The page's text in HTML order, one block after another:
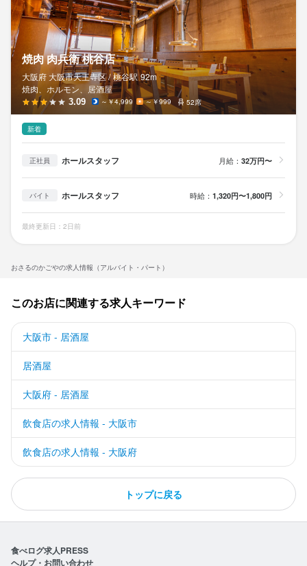
おさるのかごやの求人情報（アルバイト・パート）
焼肉 肉兵衛 桃谷店
大阪府 大阪市天王寺区 / 桃谷駅 92m
焼肉、ホルモン、居酒屋
3.09 ～￥4,999 ～￥999 52席
新着
正社員 ホールスタッフ 月給： 32万円〜
バイト ホールスタッフ 時給： 1,320円〜1,800円
最終更新日：2日前
このお店に関連する求人キーワード
大阪市 - 居酒屋
居酒屋
大阪府 - 居酒屋
飲食店の求人情報 - 大阪市
飲食店の求人情報 - 大阪府
トップに戻る
食べログ求人PRESS
ヘルプ・お問い合わせ